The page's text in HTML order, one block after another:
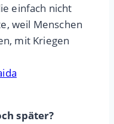
einfach nicht
weil Menschen
mit Kriegen
später?